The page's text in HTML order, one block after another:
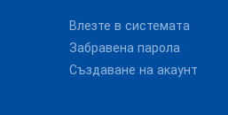
Влезте в системата
Забравена парола
Създаване на акаунт